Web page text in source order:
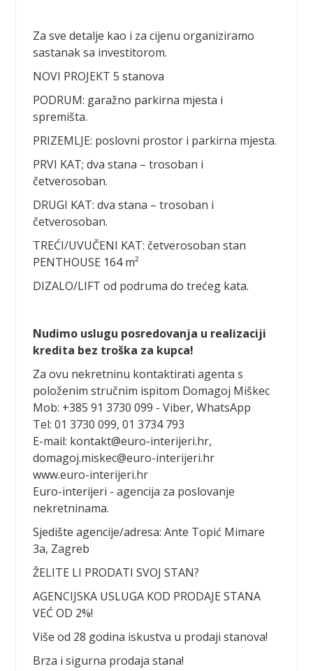
Za sve detalje kao i za cijenu organiziramo
sastanak sa investitorom.
NOVI PROJEKT 5 stanova
PODRUM: garažno parkirna mjesta i
spremišta.
PRIZEMLJE: poslovni prostor i parkirna mjesta.
PRVI KAT; dva stana – trosoban i
četverosoban.
DRUGI KAT: dva stana – trosoban i
četverosoban.
TREĆI/UVUČENI KAT: četverosoban stan
PENTHOUSE 164 m²
DIZALO/LIFT od podruma do trećeg kata.
Nudimo uslugu posredovanja u realizaciji
kredita bez troška za kupca!
Za ovu nekretninu kontaktirati agenta s
položenim stručnim ispitom Domagoj Miškec
Mob: +385 91 3730 099 - Viber, WhatsApp
Tel: 01 3730 099, 01 3734 793
E-mail: kontakt@euro-interijeri.hr,
domagoj.miskec@euro-interijeri.hr
www.euro-interijeri.hr
Euro-interijeri - agencija za poslovanje
nekretninama.
Sjedište agencije/adresa: Ante Topić Mimare
3a, Zagreb
ŽELITE LI PRODATI SVOJ STAN?
AGENCIJSKA USLUGA KOD PRODAJE STANA
VEĆ OD 2%!
Više od 28 godina iskustva u prodaji stanova!
Brza i sigurna prodaja stana!